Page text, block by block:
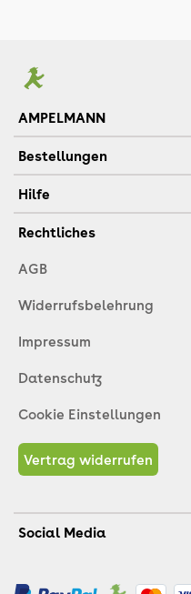
AMPELMANN
Bestellungen
Hilfe
Rechtliches
AGB
Widerrufsbelehrung
Impressum
Datenschutz
Cookie Einstellungen
Vertrag widerrufen
Social Media